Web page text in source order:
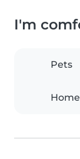
I'm
Pets